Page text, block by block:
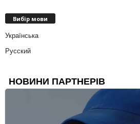
Вибір мови
Українська
Русский